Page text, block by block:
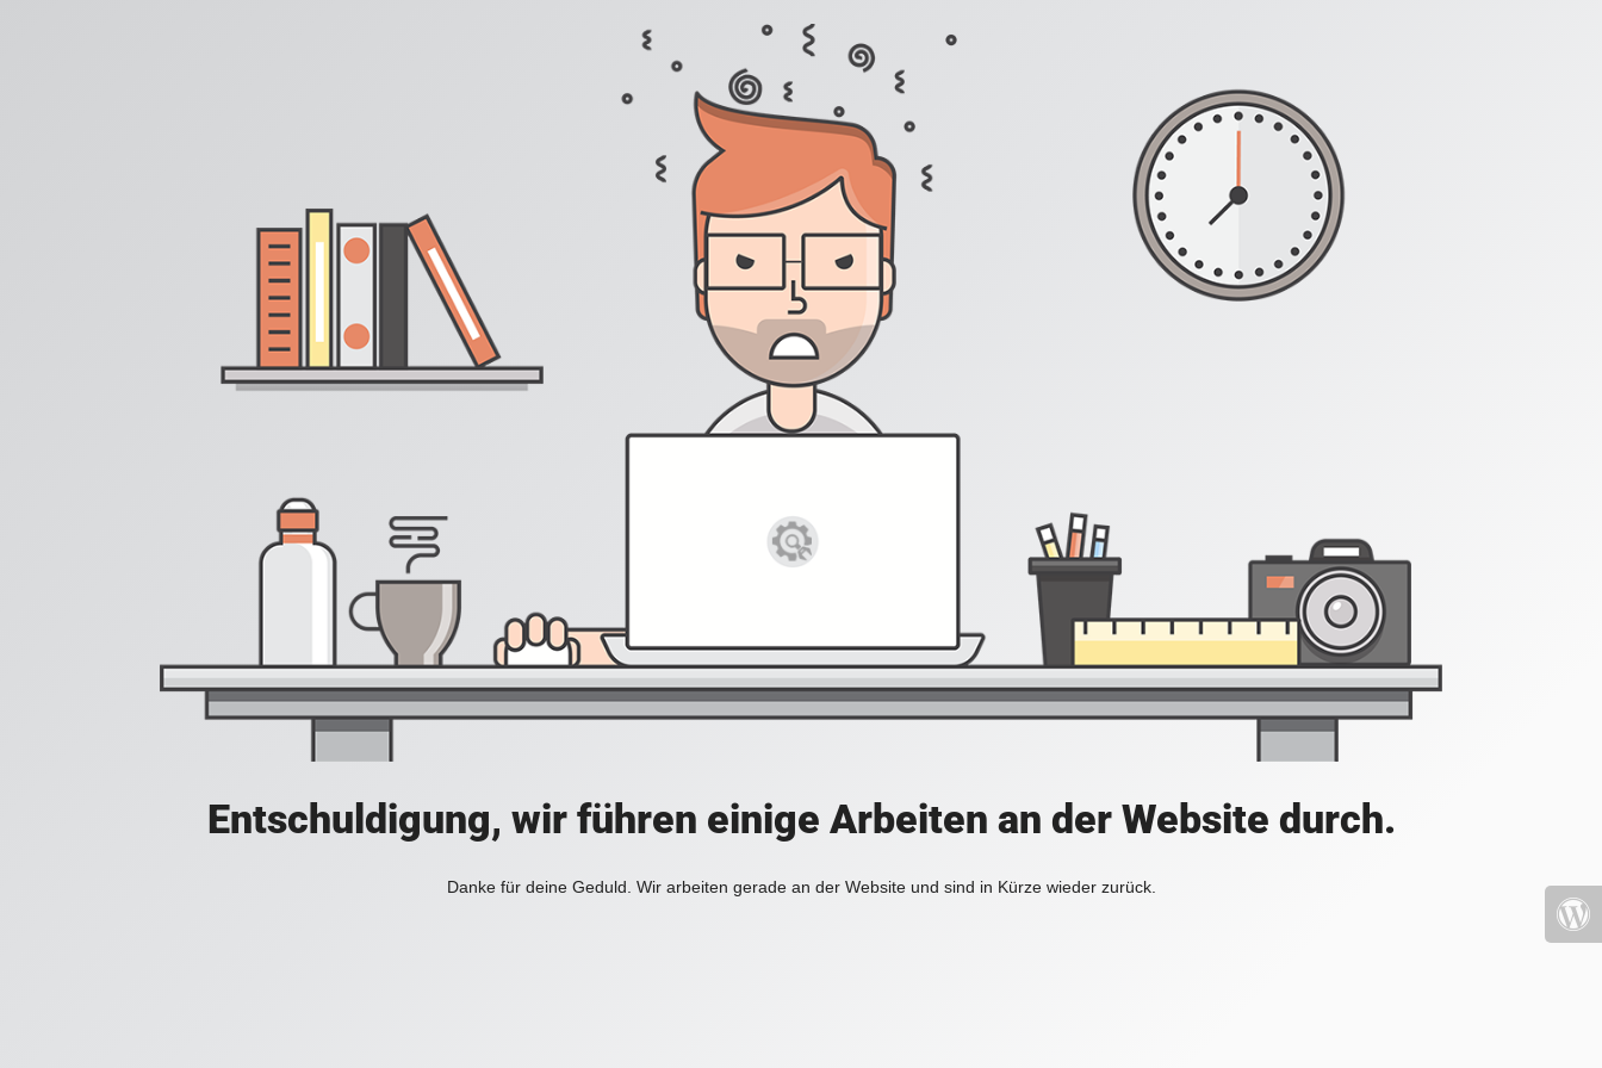
Entschuldigung, wir führen einige Arbeiten an der Website durch.
Danke für deine Geduld. Wir arbeiten gerade an der Website und sind in Kürze wieder zurück.